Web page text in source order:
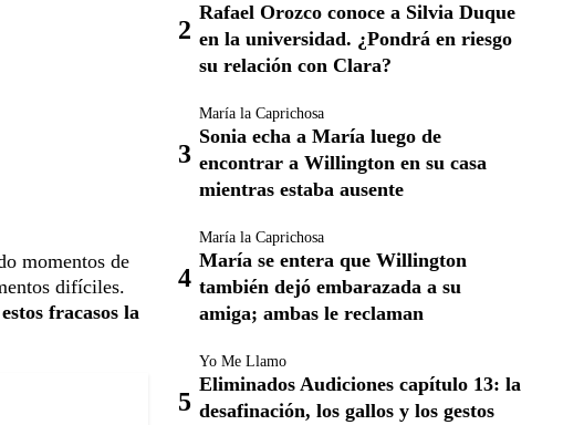
momentos de
difíciles.
fracasos la
Rafael Orozco conoce a Silvia Duque
en la universidad. ¿Pondrá en riesgo
su relación con Clara?
María la Caprichosa
Sonia echa a María luego de
encontrar a Willington en su casa
mientras estaba ausente
María la Caprichosa
María se entera que Willington
también dejó embarazada a su
amiga; ambas le reclaman
Yo Me Llamo
Eliminados Audiciones capítulo 13: la
desafinación, los gallos y los gestos